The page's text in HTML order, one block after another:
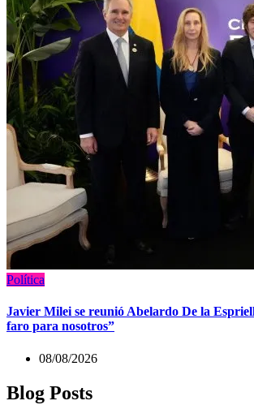
Política
Javier Milei se reunió Abelardo De la
faro para nosotros”
08/08/2026
Blog Posts